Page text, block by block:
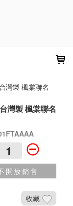
灣製 楓棠聯名
開放銷售
收藏